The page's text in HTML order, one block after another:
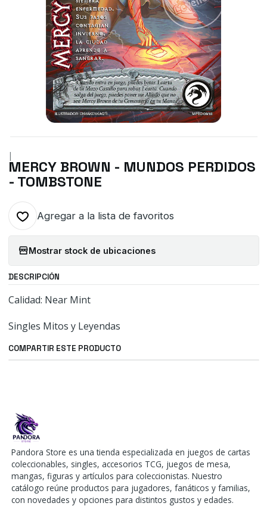
|
MERCY BROWN - MUNDOS PERDIDOS
- TOMBSTONE
Agregar a la lista de favoritos
Mostrar stock de ubicaciones
DESCRIPCIÓN
Calidad: Near Mint
Singles Mitos y Leyendas
COMPARTIR ESTE PRODUCTO
Pandora Store es una tienda especializada en juegos de cartas
coleccionables, singles, accesorios TCG, juegos de mesa,
mangas, figuras y artículos para coleccionistas. Nuestro
catálogo reúne productos para jugadores, fanáticos y familias,
con novedades y opciones para distintos gustos y edades.